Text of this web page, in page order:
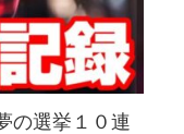
の選挙１０連